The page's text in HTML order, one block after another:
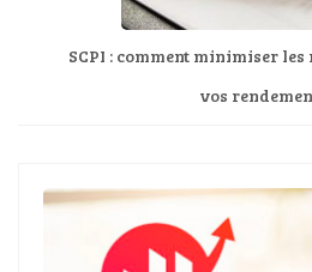
SCPI : comment minimiser
vos